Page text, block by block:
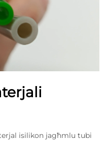
isilikon jagħmlu tubi